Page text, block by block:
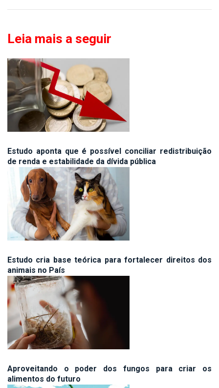
Leia mais a seguir
Estudo aponta que é possível conciliar redistribuição
de renda e estabilidade da dívida pública
Estudo cria base teórica para fortalecer direitos dos
animais no País
Aproveitando o poder dos fungos para criar os
alimentos do futuro